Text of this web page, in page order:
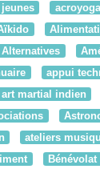
acroyoga
Alternatives
appui
art martial indien
ateliers
Bénévolat